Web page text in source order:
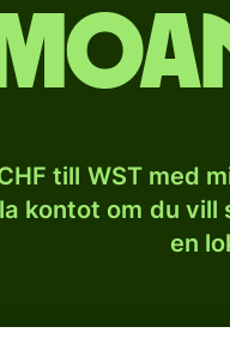
till WST med
kontot om du vill
en